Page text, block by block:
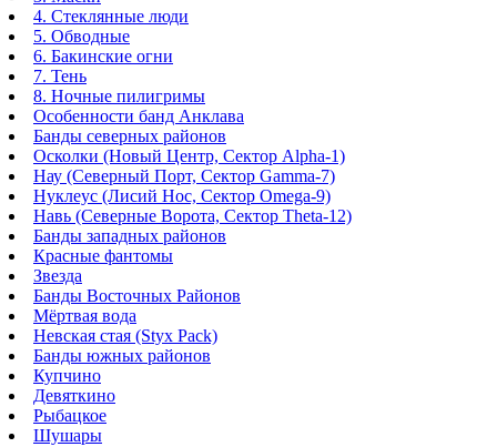
4. Стеклянные люди
5. Обводные
6. Бакинские огни
7. Тень
8. Ночные пилигримы
Особенности банд Анклава
Банды северных районов
Осколки (Новый Центр, Сектор Alpha-1)
Нау (Северный Порт, Сектор Gamma-7)
Нуклеус (Лисий Нос, Сектор Omega-9)
Навь (Северные Ворота, Сектор Theta-12)
Банды западных районов
Красные фантомы
Звезда
Банды Восточных Районов
Мёртвая вода
Невская стая (Styx Pack)
Банды южных районов
Купчино
Девяткино
Рыбацкое
Шушары